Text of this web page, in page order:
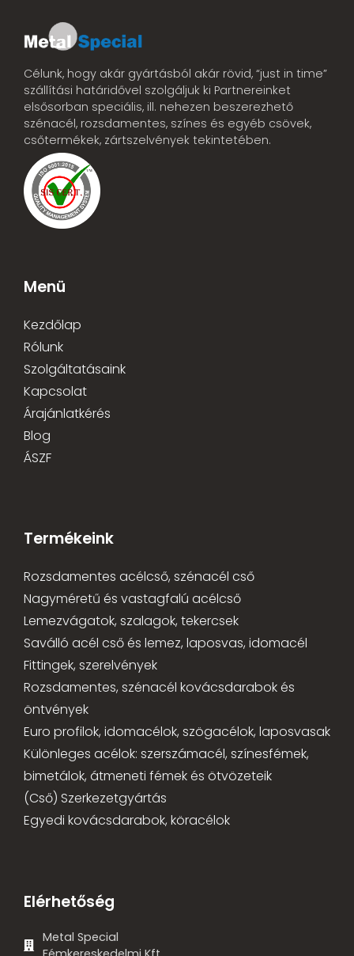
Célunk, hogy akár gyártásból akár rövid, “just in time”
szállítási határidővel szolgáljuk ki Partnereinket
elsősorban speciális, ill. nehezen beszerezhető
szénacél, rozsdamentes, színes és egyéb csövek,
csőtermékek, zártszelvények tekintetében.
Menü
Kezdőlap
Rólunk
Szolgáltatásaink
Kapcsolat
Árajánlatkérés
Blog
ÁSZF
Termékeink
Rozsdamentes acélcső, szénacél cső
Nagyméretű és vastagfalú acélcső
Lemezvágatok, szalagok, tekercsek
Saválló acél cső és lemez, laposvas, idomacél
Fittingek, szerelvények
Rozsdamentes, szénacél kovácsdarabok és
öntvények
Euro profilok, idomacélok, szögacélok, laposvasak
Különleges acélok: szerszámacél, színesfémek,
bimetálok, átmeneti fémek és ötvözeteik
(Cső) Szerkezetgyártás
Egyedi kovácsdarabok, köracélok
Elérhetőség
Metal Special